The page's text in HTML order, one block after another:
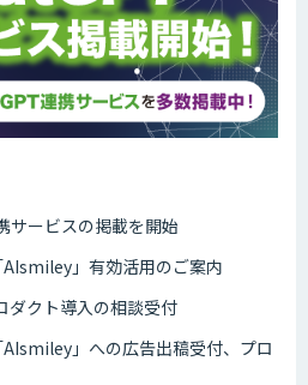
サービスの掲載を開始
」有効活用のご案内
ダクト導入の相談受付
」への広告出稿受付、プロ